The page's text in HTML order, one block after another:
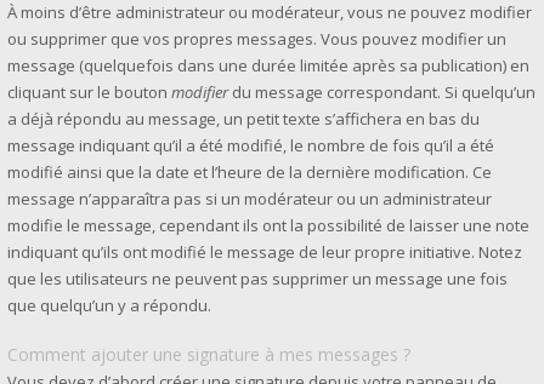
À moins d’être administrateur ou modérateur, vous ne pouvez modifier
ou supprimer que vos propres messages. Vous pouvez modifier un
message (quelquefois dans une durée limitée après sa publication) en
cliquant sur le bouton modifierdu message correspondant. Si quelqu’un
a déjà répondu au message, un petit texte s’affichera en bas du
message indiquant qu’il a été modifié, le nombre de fois qu’il a été
modifié ainsi que la date et l’heure de la dernière modification. Ce
message n’apparaîtra pas si un modérateur ou un administrateur
modifie le message, cependant ils ont la possibilité de laisser une note
indiquant qu’ils ont modifié le message de leur propre initiative. Notez
que les utilisateurs ne peuvent pas supprimer un message une fois
que quelqu’un y a répondu.
Comment ajouter une signature à mes messages ?